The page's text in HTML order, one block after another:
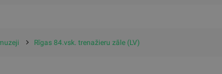
Rīgas 84.vsk. trenažieru zāle (LV)